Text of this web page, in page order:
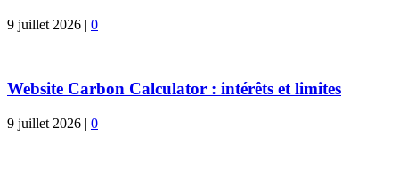
9 juillet 2026 | 0
Website Carbon Calculator : intérêts et limites
9 juillet 2026 | 0